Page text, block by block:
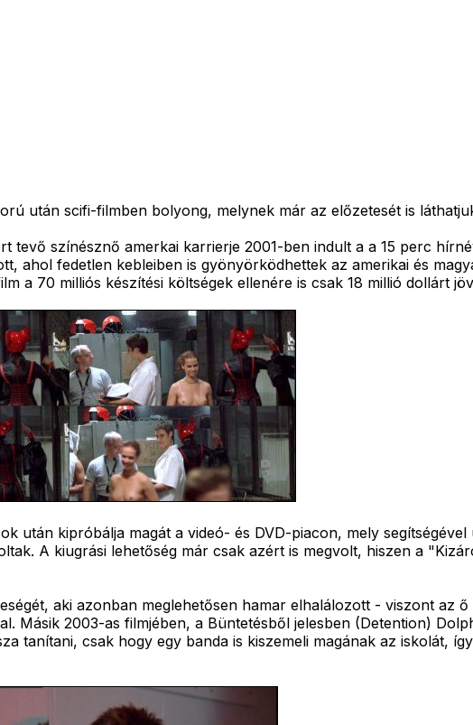
után scifi-filmben bolyong, melynek már az előzetesét is
színésznő amerkai karrierje 2001-ben indult a a 15 perc
ahol fedetlen kebleiben is gyönyörködhettek az amerikai és
70 milliós készítési költségek ellenére is csak 18 millió dollárt
után kipróbálja magát a videó- és DVD-piacon, mely
A kiugrási lehetőség már csak azért is megvolt, hiszen a
aki azonban meglehetősen hamar elhalálozott - viszont az
Másik 2003-as filmjében, a Büntetésből jelesben (Detention)
tanítani, csak hogy egy banda is kiszemeli magának az iskolát,